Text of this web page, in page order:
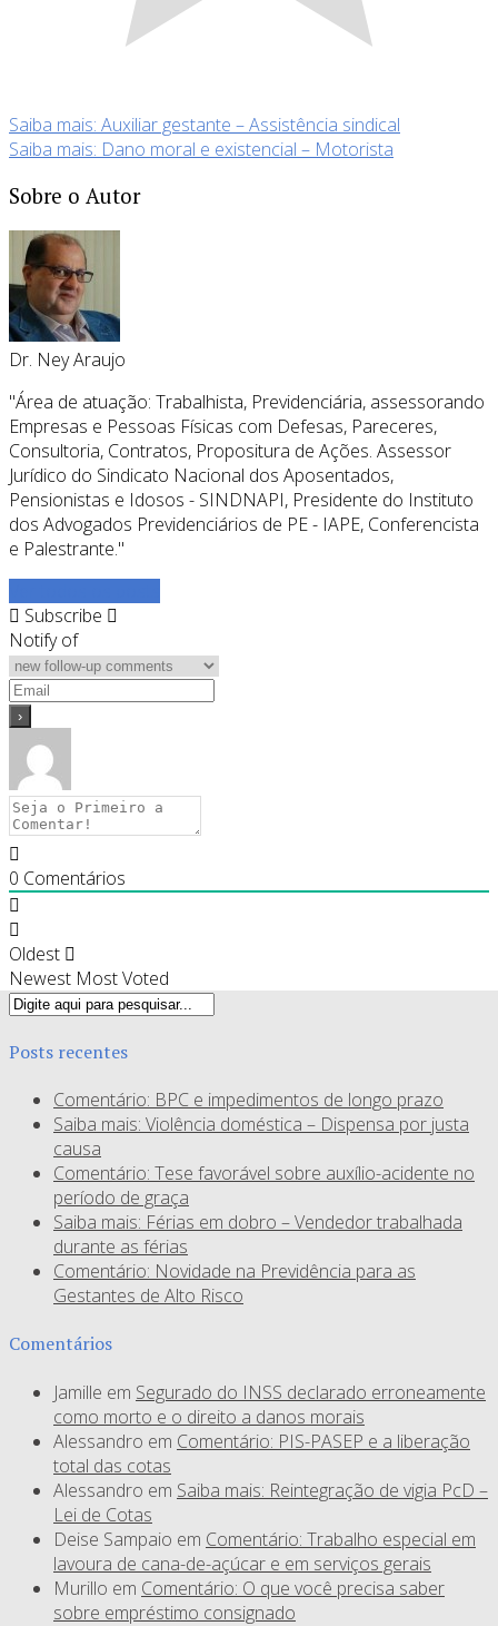
Saiba mais: Auxiliar gestante – Assistência sindical
Saiba mais: Dano moral e existencial – Motorista
Sobre o Autor
Dr. Ney Araujo
"Área de atuação: Trabalhista, Previdenciária, assessorando
Empresas e Pessoas Físicas com Defesas, Pareceres,
Consultoria, Contratos, Propositura de Ações. Assessor
Jurídico do Sindicato Nacional dos Aposentados,
Pensionistas e Idosos - SINDNAPI, Presidente do Instituto
dos Advogados Previdenciários de PE - IAPE, Conferencista
e Palestrante."
Subscribe
Notify of
0 Comentários
Oldest
Newest Most Voted
Posts recentes
Comentário: BPC e impedimentos de longo prazo
Saiba mais: Violência doméstica – Dispensa por justa
causa
Comentário: Tese favorável sobre auxílio-acidente no
período de graça
Saiba mais: Férias em dobro – Vendedor trabalhada
durante as férias
Comentário: Novidade na Previdência para as
Gestantes de Alto Risco
Comentários
Jamille em Segurado do INSS declarado erroneamente
como morto e o direito a danos morais
Alessandro em Comentário: PIS-PASEP e a liberação
total das cotas
Alessandro em Saiba mais: Reintegração de vigia PcD –
Lei de Cotas
Deise Sampaio em Comentário: Trabalho especial em
lavoura de cana-de-açúcar e em serviços gerais
Murillo em Comentário: O que você precisa saber
sobre empréstimo consignado